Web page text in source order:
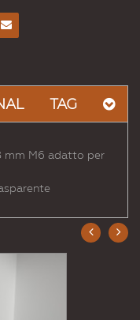
TAG
mm M6 adatto per